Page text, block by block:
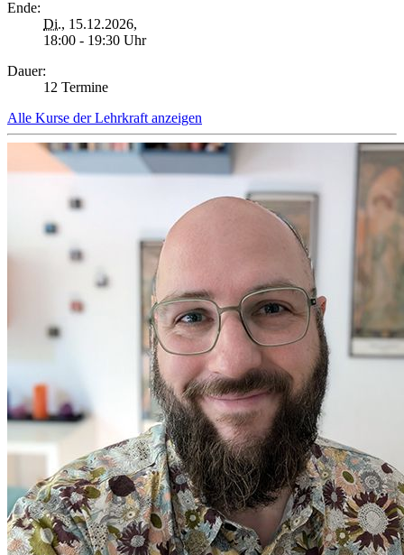
Ende:
Di., 15.12.2026,
18:00 - 19:30 Uhr
Dauer:
12 Termine
Alle Kurse der Lehrkraft anzeigen